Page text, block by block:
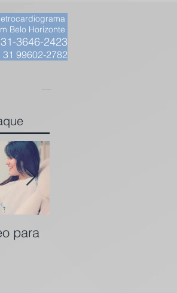
Belo Horizonte
3646-2423
99602-2782
para